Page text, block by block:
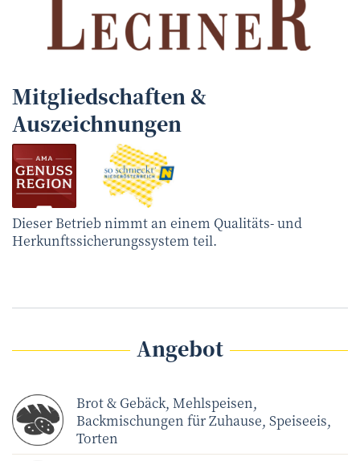
Mitgliedschaften &
Auszeichnungen
Dieser Betrieb nimmt an einem Qualitäts- und
Herkunftssicherungssystem teil.
Angebot
Brot & Gebäck, Mehlspeisen,
Backmischungen für Zuhause, Speiseeis,
Torten